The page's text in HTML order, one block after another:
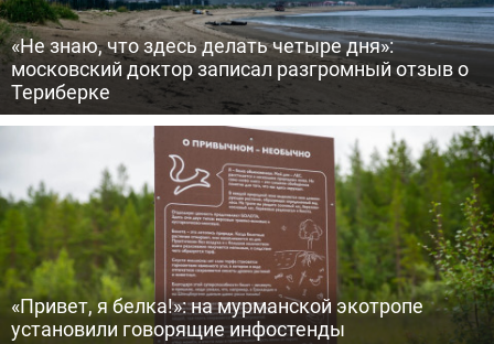
«Не знаю, что здесь делать четыре дня»:
московский доктор записал разгромный отзыв о
Териберке
«Привет, я белка!»: на мурманской экотропе
установили говорящие инфостенды